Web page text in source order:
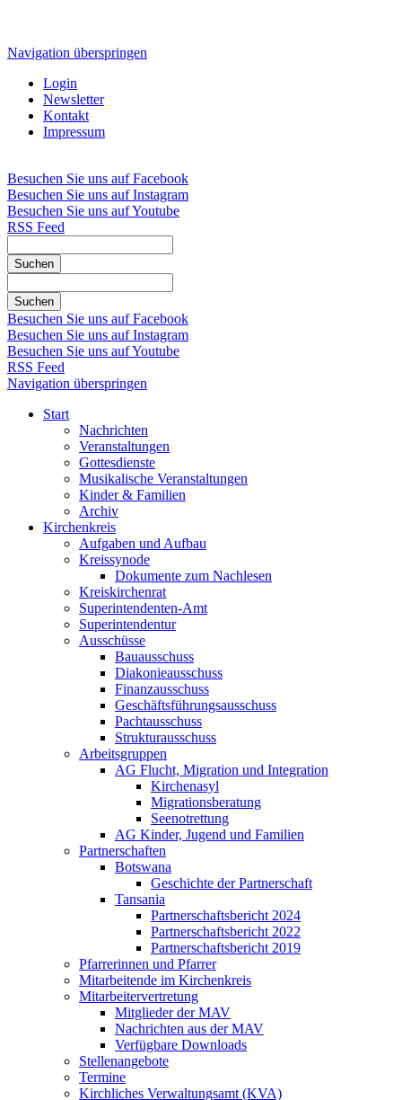
Navigation überspringen
Login
Newsletter
Kontakt
Impressum
Besuchen Sie uns auf Facebook
Besuchen Sie uns auf Instagram
Besuchen Sie uns auf Youtube
RSS Feed
Suchen
Suchen
Besuchen Sie uns auf Facebook
Besuchen Sie uns auf Instagram
Besuchen Sie uns auf Youtube
RSS Feed
Navigation überspringen
Start
Nachrichten
Veranstaltungen
Gottesdienste
Musikalische Veranstaltungen
Kinder & Familien
Archiv
Kirchenkreis
Aufgaben und Aufbau
Kreissynode
Dokumente zum Nachlesen
Kreiskirchenrat
Superintendenten-Amt
Superintendentur
Ausschüsse
Bauausschuss
Diakonieausschuss
Finanzausschuss
Geschäftsführungsausschuss
Pachtausschuss
Strukturausschuss
Arbeitsgruppen
AG Flucht, Migration und Integration
Kirchenasyl
Migrationsberatung
Seenotrettung
AG Kinder, Jugend und Familien
Partnerschaften
Botswana
Geschichte der Partnerschaft
Tansania
Partnerschaftsbericht 2024
Partnerschaftsbericht 2022
Partnerschaftsbericht 2019
Pfarrerinnen und Pfarrer
Mitarbeitende im Kirchenkreis
Mitarbeitervertretung
Mitglieder der MAV
Nachrichten aus der MAV
Verfügbare Downloads
Stellenangebote
Termine
Kirchliches Verwaltungsamt (KVA)